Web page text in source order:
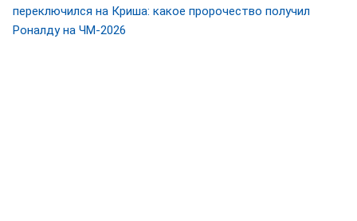
переключился на Криша: какое пророчество получил
Роналду на ЧМ-2026